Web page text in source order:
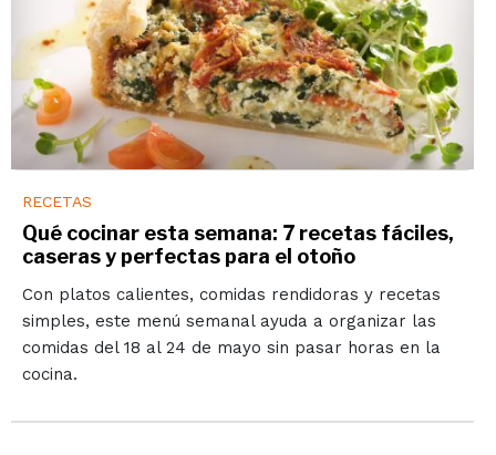
RECETAS
Qué cocinar esta semana: 7 recetas fáciles,
caseras y perfectas para el otoño
Con platos calientes, comidas rendidoras y recetas
simples, este menú semanal ayuda a organizar las
comidas del 18 al 24 de mayo sin pasar horas en la
cocina.